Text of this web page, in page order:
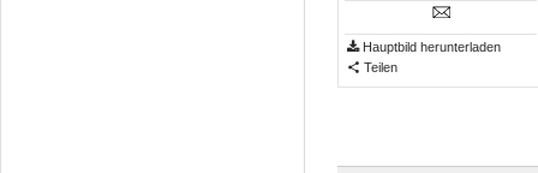
Hauptbild herunterladen
Teilen